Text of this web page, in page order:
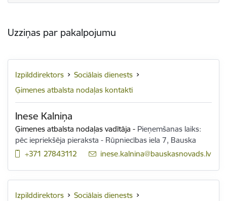
Uzziņas par pakalpojumu
Izpilddirektors
Sociālais dienests
Ģimenes atbalsta nodaļas kontakti
Inese Kalniņa
Ģimenes atbalsta nodaļas vadītāja - Pieņemšanas laiks:
pēc iepriekšēja pieraksta - Rūpniecības iela 7, Bauska
+371 27843112
E-pasts:
inese.kalnina@bauskasnovads.lv
Izpilddirektors
Sociālais dienests